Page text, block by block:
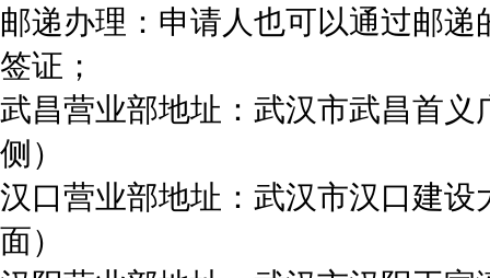
邮递办理：申请人也可以通过邮
签证；
武昌营业部地址：武汉市武昌首
侧）
汉口营业部地址：武汉市汉口建
面）